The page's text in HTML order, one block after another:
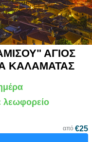
ΑΓΙΟΣ
ΚΑΛΑΜΑΤΑΣ
λεωφορείο
από €25